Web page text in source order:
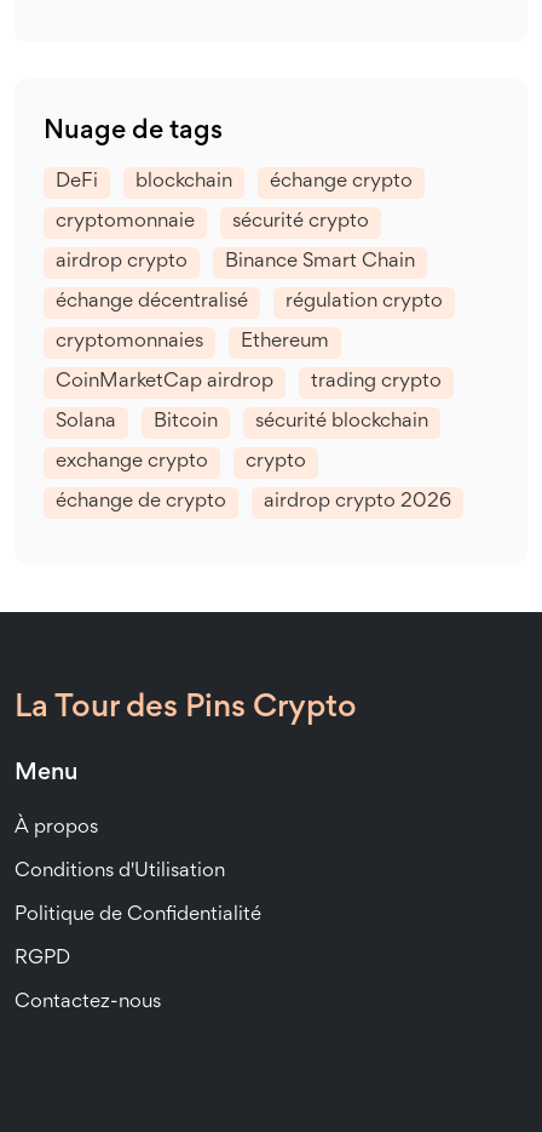
Nuage de tags
DeFi blockchain échange crypto
cryptomonnaie sécurité crypto
airdrop crypto Binance Smart Chain
échange décentralisé régulation crypto
cryptomonnaies Ethereum
CoinMarketCap airdrop trading crypto
Solana Bitcoin sécurité blockchain
exchange crypto crypto
échange de crypto airdrop crypto 2026
La Tour des Pins Crypto
Menu
À propos
Conditions d'Utilisation
Politique de Confidentialité
RGPD
Contactez-nous